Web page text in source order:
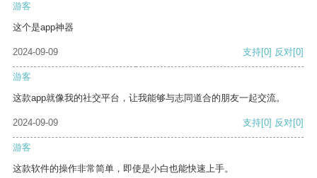
游客
这个是app神器
2024-09-09 支持[0] 反对[0]
游客
这款app就像我的社交平台，让我能够与志同道合的朋友一起交流。
2024-09-09 支持[0] 反对[0]
游客
这款软件的操作非常简单，即使是小白也能快速上手。